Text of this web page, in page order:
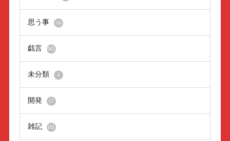
思う事 56
戯言 965
未分類 4
開発 17
雑記 161